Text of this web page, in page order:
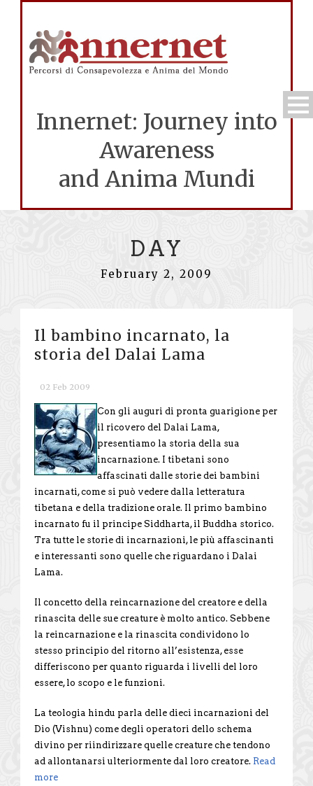
Innernet: Journey into
Awareness
and Anima Mundi
DAY
February 2, 2009
Il bambino incarnato, la
storia del Dalai Lama
02 Feb 2009
Con gli auguri di pronta guarigione per
il ricovero del Dalai Lama,
presentiamo la storia della sua
incarnazione. I tibetani sono
affascinati dalle storie dei bambini
incarnati, come si può vedere dalla letteratura
tibetana e della tradizione orale. Il primo bambino
incarnato fu il principe Siddharta, il Buddha storico.
Tra tutte le storie di incarnazioni, le più affascinanti
e interessanti sono quelle che riguardano i Dalai
Lama.
Il concetto della reincarnazione del creatore e della
rinascita delle sue creature è molto antico. Sebbene
la reincarnazione e la rinascita condividono lo
stesso principio del ritorno all’esistenza, esse
differiscono per quanto riguarda i livelli del loro
essere, lo scopo e le funzioni.
La teologia hindu parla delle dieci incarnazioni del
Dio (Vishnu) come degli operatori dello schema
divino per riindirizzare quelle creature che tendono
ad allontanarsi ulteriormente dal loro creatore. Read
more